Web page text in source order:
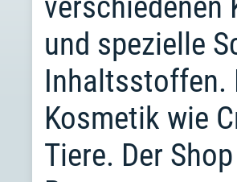
und spezielle
Inhaltsstoffen.
Kosmetik wie
Tiere. Der